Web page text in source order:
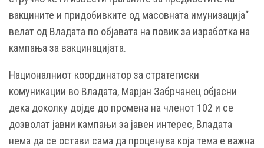
вакцините и придобивките од масовната имунизација“
велат од Владата по објавата на повик за изработка на
кампања за вакцинацијата.
Националниот координатор за стратегиски
комуникации во Владата, Марјан Забрчанец објасни
дека доколку дојде до промена на членот 102 и се
дозволат јавни кампањи за јавен интерес, Владата
нема да се остави сама да проценува која тема е важна